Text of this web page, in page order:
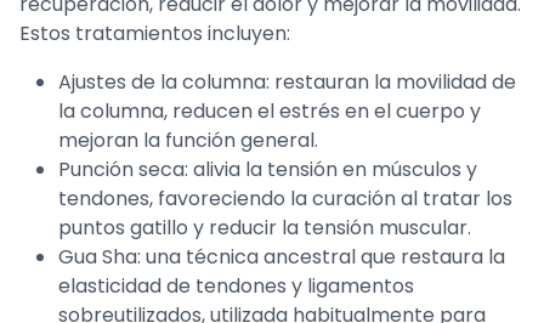
Estos tratamientos incluyen:
Ajustes de la columna: restauran la movilidad de
la columna, reducen el estrés en el cuerpo y
mejoran la función general.
Punción seca: alivia la tensión en músculos y
tendones, favoreciendo la curación al tratar los
puntos gatillo y reducir la tensión muscular.
Gua Sha: una técnica ancestral que restaura la
elasticidad de tendones y ligamentos
sobreutilizados, utilizada habitualmente para